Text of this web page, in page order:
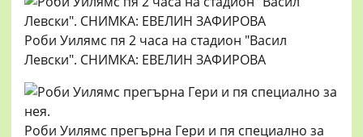
Роби Уилямс пя 2 часа на стадион "Васил
Левски". СНИМКА: ЕВЕЛИН ЗАФИРОВА
Роби Уилямс прегърна Гери и пя специално за